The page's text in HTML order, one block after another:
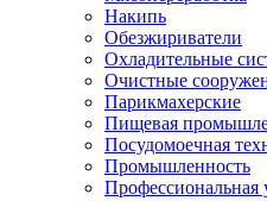
Накипь
Обезжириватели
Охладительные
Очистные
Парикмахерские
Пищевая
Посудомоечная
Промышленность
Профессиональная